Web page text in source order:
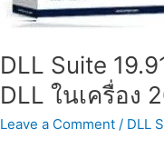
DLL Suite
DLL ในเครื่อง
Leave a Comment / DLL